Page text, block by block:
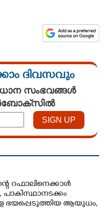
ദിവസവും
സംഭവങ്ങൾ
റഫാലിനെക്കാൾ
ഭയപ്പെടുത്തിയ ആയുധം,​
എണ്ണം 100ലേക്ക്